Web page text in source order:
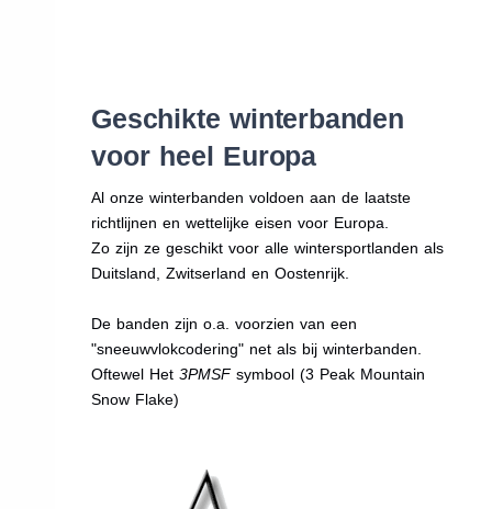
Geschikte winterbanden
voor heel Europa
Al onze winterbanden voldoen aan de laatste
richtlijnen en wettelijke eisen voor Europa.
Zo zijn ze geschikt voor alle wintersportlanden als
Duitsland, Zwitserland en Oostenrijk.
De banden zijn o.a. voorzien van een
"sneeuwvlokcodering" net als bij winterbanden.
Oftewel Het3PMSFsymbool (3 Peak Mountain
Snow Flake)